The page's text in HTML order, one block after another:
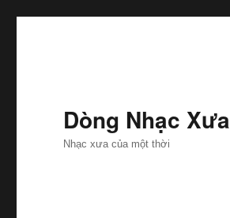
Dòng Nhạc Xưa
Nhạc xưa của một thời